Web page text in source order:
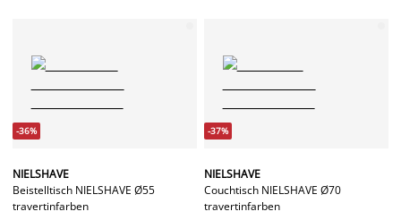
-36%
NIELSHAVE
Beistelltisch NIELSHAVE Ø55
travertinfarben
-37%
NIELSHAVE
Couchtisch NIELSHAVE Ø70
travertinfarben